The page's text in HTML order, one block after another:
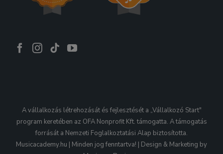
A vállalkozás létrehozását és fejlesztését a „Vállalkozó Start"
program keretében az OFA Nonprofit Kft. támogatta. A támogatás
forrását a Nemzeti Foglalkoztatási Alap biztosította.
Musicacademy.hu | Minden jog fenntartva! | Design & Marketing by